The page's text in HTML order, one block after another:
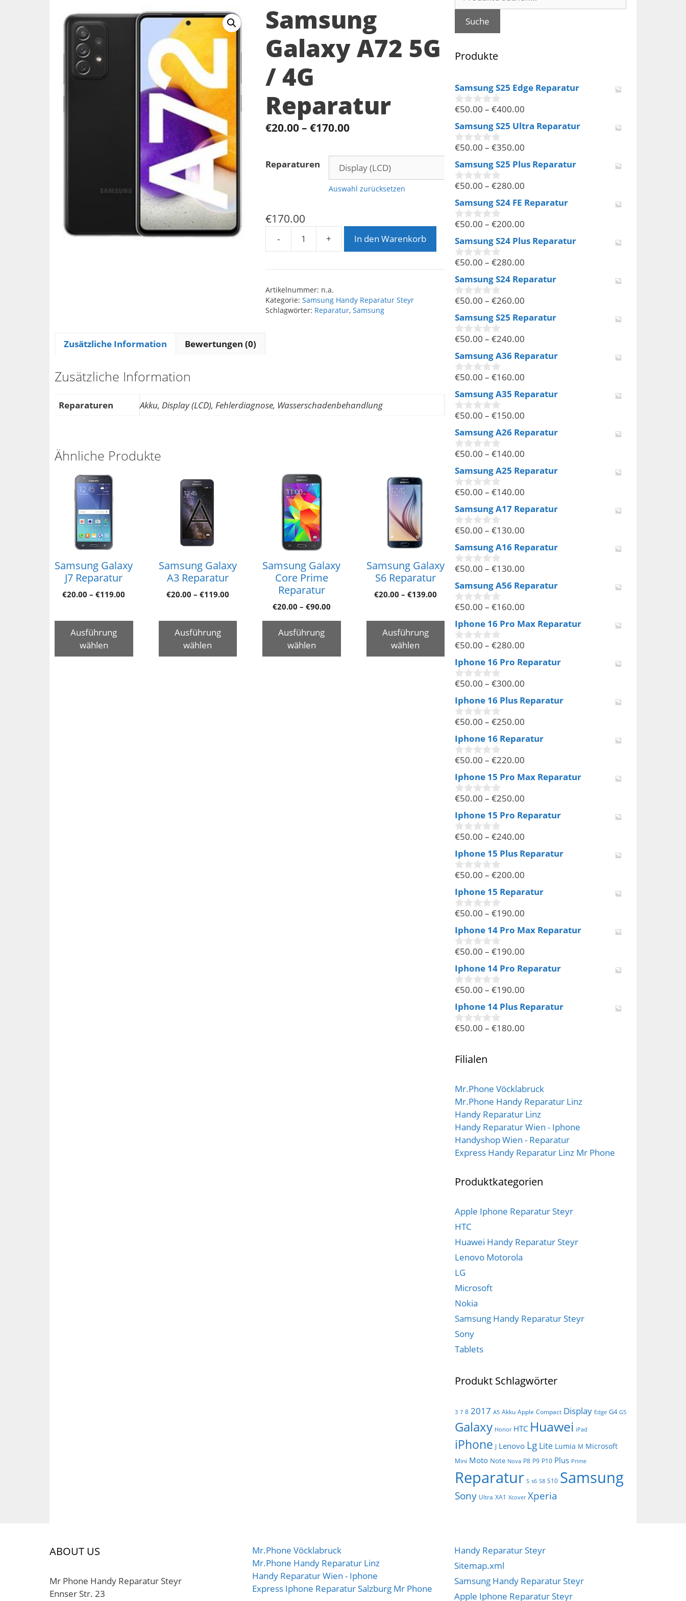
Samsung
Galaxy A72 5G
/ 4G
Reparatur
€20.00– €170.00
Reparaturen
Auswahl zurücksetzen
€170.00
-
Samsung
A72
/
4G
Menge
+ In den Warenkorb
Artikelnummer: n.a.
Kategorie: Samsung Handy Reparatur Steyr
Schlagwörter: Reparatur, Samsung
Zusätzliche Information Bewertungen (0)
Zusätzliche Information
Reparaturen Akku, Display (LCD), Fehlerdiagnose, Wasserschadenbehandlung
Ähnliche Produkte
Samsung Galaxy
J7 Reparatur
€20.00 –€119.00
Ausführung
wählen
Samsung Galaxy
A3 Reparatur
€20.00 – €119.00
Ausführung
wählen
Samsung Galaxy
Core Prime
Reparatur
€20.00 – €90.00
Ausführung
wählen
Samsung Galaxy
S6 Reparatur
€20.00 – €139.00
Ausführung
wählen
nach:
Suche
Produkte
Samsung S25 Edge Reparatur
0
o
n
5
€50.00 – €400.00
Samsung S25 Ultra Reparatur
0
o
n
5
€50.00 – €350.00
Samsung S25 Plus Reparatur
0
o
n
5
€50.00 – €280.00
Samsung S24 FE Reparatur
0
o
n
5
€50.00 – €200.00
Samsung S24 Plus Reparatur
0
o
n
5
€50.00 – €280.00
Samsung S24 Reparatur
0
o
n
5
€50.00 – €260.00
Samsung S25 Reparatur
0
o
n
5
€50.00 – €240.00
Samsung A36 Reparatur
0
o
n
5
€50.00 – €160.00
Samsung A35 Reparatur
0
o
n
5
€50.00 – €150.00
Samsung A26 Reparatur
0
o
n
5
€50.00 – €140.00
Samsung A25 Reparatur
0
o
n
5
€50.00 – €140.00
Samsung A17 Reparatur
0
o
n
5
€50.00 – €130.00
Samsung A16 Reparatur
0
o
n
5
€50.00 – €130.00
Samsung A56 Reparatur
0
o
n
5
€50.00 – €160.00
Iphone 16 Pro Max Reparatur
0
o
n
5
€50.00 – €280.00
Iphone 16 Pro Reparatur
0
o
n
5
€50.00 – €300.00
Iphone 16 Plus Reparatur
0
o
n
5
€50.00 – €250.00
Iphone 16 Reparatur
0
o
n
5
€50.00 – €220.00
Iphone 15 Pro Max Reparatur
0
o
n
5
€50.00 – €250.00
Iphone 15 Pro Reparatur
0
o
n
5
€50.00 – €240.00
Iphone 15 Plus Reparatur
0
o
n
5
€50.00 – €200.00
Iphone 15 Reparatur
0
o
n
5
€50.00 – €190.00
Iphone 14 Pro Max Reparatur
0
o
n
5
€50.00 – €190.00
Iphone 14 Pro Reparatur
0
o
n
5
€50.00 – €190.00
Iphone 14 Plus Reparatur
0
n
5
€50.00 – €180.00
Filialen
Mr.Phone Vöcklabruck
Mr.Phone Handy Reparatur Linz
Handy Reparatur Linz
Handy Reparatur Wien - Iphone
Handyshop Wien - Reparatur
Express Handy Reparatur Linz Mr Phone
Produktkategorien
Apple Iphone Reparatur Steyr
HTC
Huawei Handy Reparatur Steyr
Lenovo Motorola
LG
Microsoft
Nokia
Samsung Handy Reparatur Steyr
Sony
Tablets
Produkt Schlagwörter
3 7 8 2017 A5 Akku Apple Compact Display Edge G4 G5
Galaxy Honor HTC Huawei iPad
iPhone J Lenovo Lg Lite Lumia M Microsoft
Mini Moto Note Nova P8 P9 P10 Plus Prime
Reparatur S s6 S8 S10 Samsung
Sony Ultra XA1 Xcover Xperia
ABOUT US
Mr Phone Handy Reparatur Steyr
Ennser Str. 23
Mr.Phone Vöcklabruck
Mr.Phone Handy Reparatur Linz
Handy Reparatur Wien - Iphone
Express Iphone Reparatur Salzburg Mr Phone
Handy Reparatur Steyr
Sitemap.xml
Samsung Handy Reparatur Steyr
Apple Iphone Reparatur Steyr